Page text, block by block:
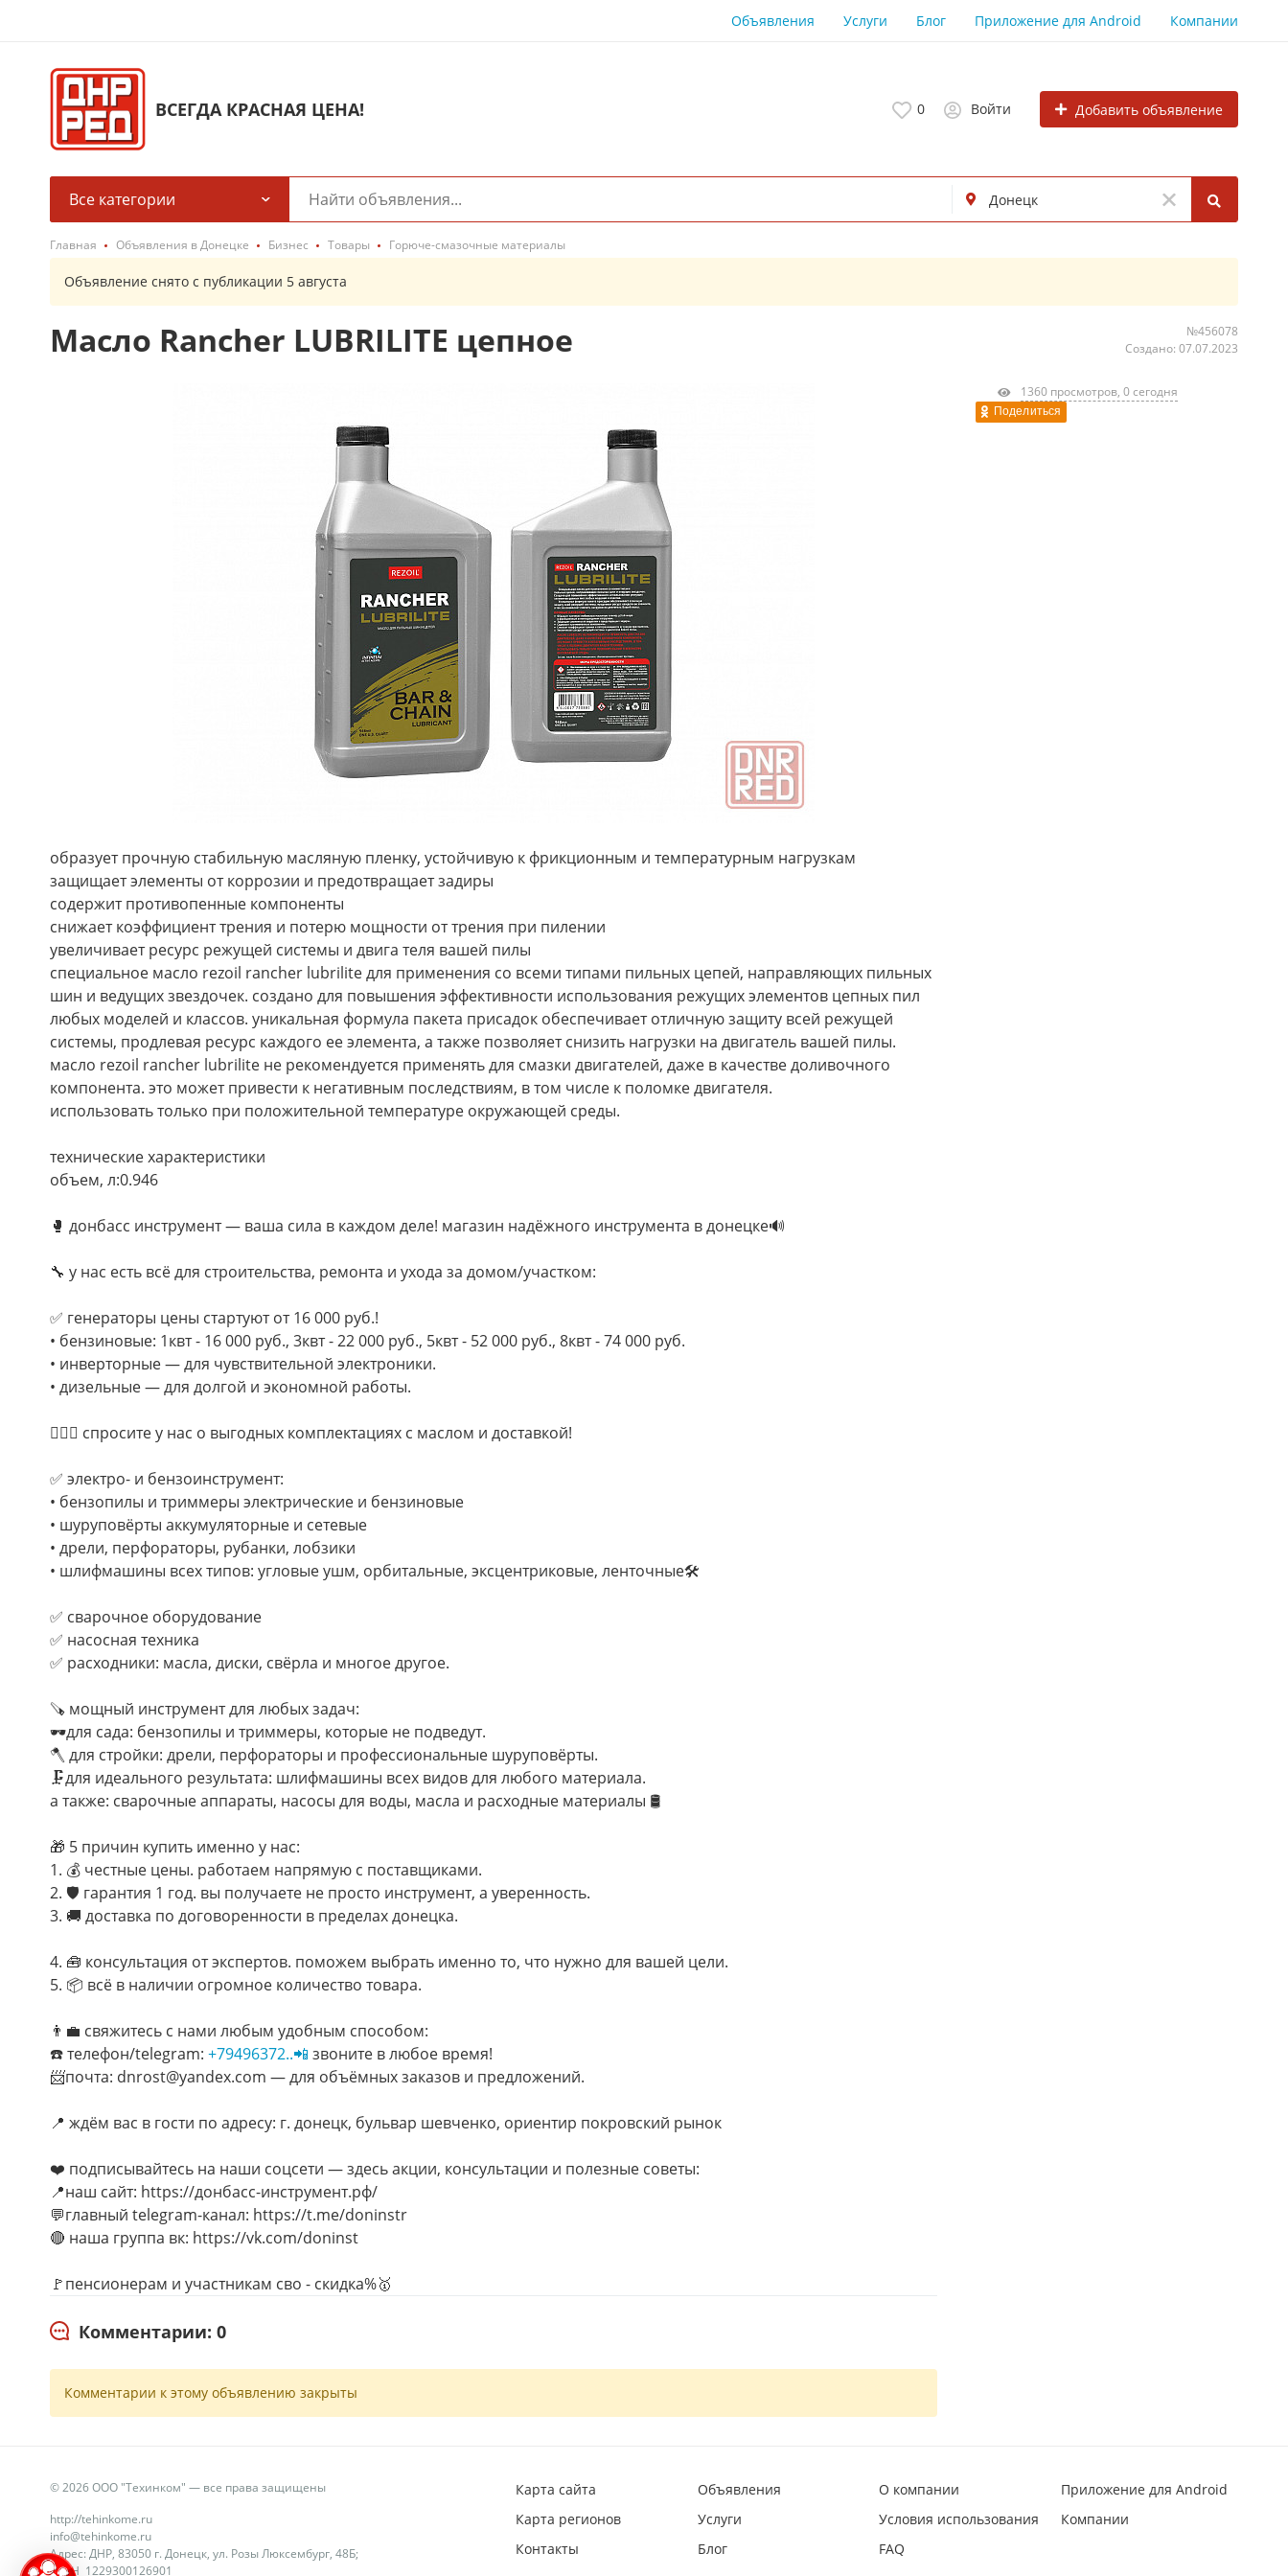
Объявления Услуги Блог Приложение для Android Компании
ВСЕГДА КРАСНАЯ ЦЕНА! 0 Войти Добавить объявление
Все категории
Главная Объявления в Донецке Бизнес Товары Горюче-смазочные материалы
Объявление снято с публикации 5 августа
Масло Rancher LUBRILITE цепное
№456078
Создано: 07.07.2023
образует прочную стабильную масляную пленку, устойчивую к фрикционным и температурным нагрузкам
защищает элементы от коррозии и предотвращает задиры
содержит противопенные компоненты
снижает коэффициент трения и потерю мощности от трения при пилении
увеличивает ресурс режущей системы и двига теля вашей пилы
специальное масло rezoil rancher lubrilite для применения со всеми типами пильных цепей, направляющих пильных
шин и ведущих звездочек. создано для повышения эффективности использования режущих элементов цепных пил
любых моделей и классов. уникальная формула пакета присадок обеспечивает отличную защиту всей режущей
системы, продлевая ресурс каждого ее элемента, а также позволяет снизить нагрузки на двигатель вашей пилы.
масло rezoil rancher lubrilite не рекомендуется применять для смазки двигателей, даже в качестве доливочного
компонента. это может привести к негативным последствиям, в том числе к поломке двигателя.
использовать только при положительной температуре окружающей среды.
технические характеристики
объем, л:0.946
🥊 донбасс инструмент — ваша сила в каждом деле! магазин надёжного инструмента в донецке🔊
🔧 у нас есть всё для строительства, ремонта и ухода за домом/участком:
✅ генераторы цены стартуют от 16 000 руб.!
• бензиновые: 1квт - 16 000 руб., 3квт - 22 000 руб., 5квт - 52 000 руб., 8квт - 74 000 руб.
• инверторные — для чувствительной электроники.
• дизельные — для долгой и экономной работы.
👷🏻‍♂️ спросите у нас о выгодных комплектациях с маслом и доставкой!
✅ электро- и бензоинструмент:
• бензопилы и триммеры электрические и бензиновые
• шуруповёрты аккумуляторные и сетевые
• дрели, перфораторы, рубанки, лобзики
• шлифмашины всех типов: угловые ушм, орбитальные, эксцентриковые, ленточные🛠
✅ сварочное оборудование
✅ насосная техника
✅ расходники: масла, диски, свёрла и многое другое.
🪚 мощный инструмент для любых задач:
🕶для сада: бензопилы и триммеры, которые не подведут.
🪓 для стройки: дрели, перфораторы и профессиональные шуруповёрты.
🗜для идеального результата: шлифмашины всех видов для любого материала.
а также: сварочные аппараты, насосы для воды, масла и расходные материалы 🛢
🎁 5 причин купить именно у нас:
1. 💰 честные цены. работаем напрямую с поставщиками.
2. 🛡 гарантия 1 год. вы получаете не просто инструмент, а уверенность.
3. 🚚 доставка по договоренности в пределах донецка.
4. 🧰 консультация от экспертов. поможем выбрать именно то, что нужно для вашей цели.
5. 📦 всё в наличии огромное количество товара.
👨‍💼 свяжитесь с нами любым удобным способом:
☎️ телефон/telegram: +79496372..📲 звоните в любое время!
📨почта: dnrost@yandex.com — для объёмных заказов и предложений.
📍 ждём вас в гости по адресу: г. донецк, бульвар шевченко, ориентир покровский рынок
❤️ подписывайтесь на наши соцсети — здесь акции, консультации и полезные советы:
📍наш сайт: https://донбасс-инструмент.рф/
💬главный telegram-канал: https://t.me/doninstr
🔴 наша группа вк: https://vk.com/doninst
🚩пенсионерам и участникам сво - скидка%🥇
Комментарии: 0
Комментарии к этому объявлению закрыты
1360 просмотров, 0 сегодня
Поделиться
© 2026 ООО "Техинком" — все права защищены
http://tehinkome.ru
info@tehinkome.ru
Адрес: ДНР, 83050 г. Донецк, ул. Розы Люксембург, 48Б;
ОГРН 1229300126901
Карта сайта
Карта регионов
Контакты
Объявления
Услуги
Блог
О компании
Условия использования
FAQ
Приложение для Android
Компании